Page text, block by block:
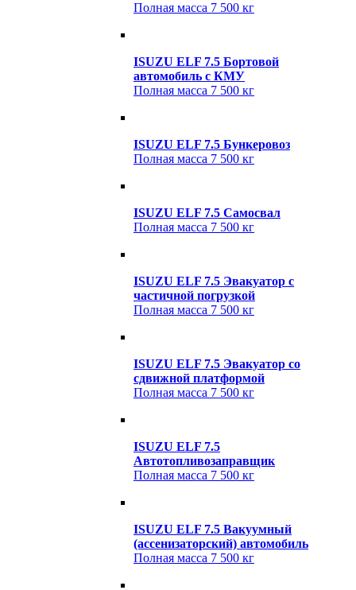
Полная масса 7 500 кг
ISUZU ELF 7.5 Бортовой
автомобиль с КМУ
Полная масса 7 500 кг
ISUZU ELF 7.5 Бункеровоз
Полная масса 7 500 кг
ISUZU ELF 7.5 Cамосвал
Полная масса 7 500 кг
ISUZU ELF 7.5 Эвакуатор c
частичной погрузкой
Полная масса 7 500 кг
ISUZU ELF 7.5 Эвакуатор cо
сдвижной платформой
Полная масса 7 500 кг
ISUZU ELF 7.5
Автотопливозаправщик
Полная масса 7 500 кг
ISUZU ELF 7.5 Вакуумный
(ассенизаторский) автомобиль
Полная масса 7 500 кг